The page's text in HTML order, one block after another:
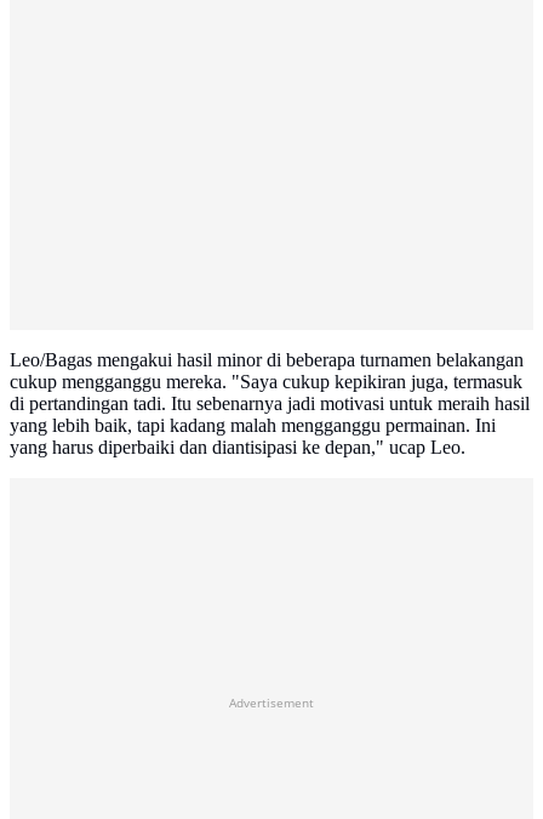
Leo/Bagas mengakui hasil minor di beberapa turnamen belakangan
cukup mengganggu mereka. "Saya cukup kepikiran juga, termasuk
di pertandingan tadi. Itu sebenarnya jadi motivasi untuk meraih hasil
yang lebih baik, tapi kadang malah mengganggu permainan. Ini
yang harus diperbaiki dan diantisipasi ke depan," ucap Leo.
Advertisement